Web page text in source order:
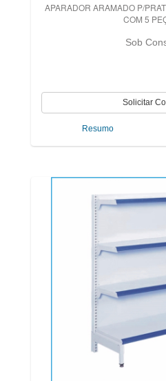
APARADOR ARAMADO P/
COM 5
Sob
Resumo